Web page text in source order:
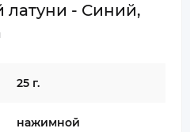
латуни - Синий,
25 г.
нажимной